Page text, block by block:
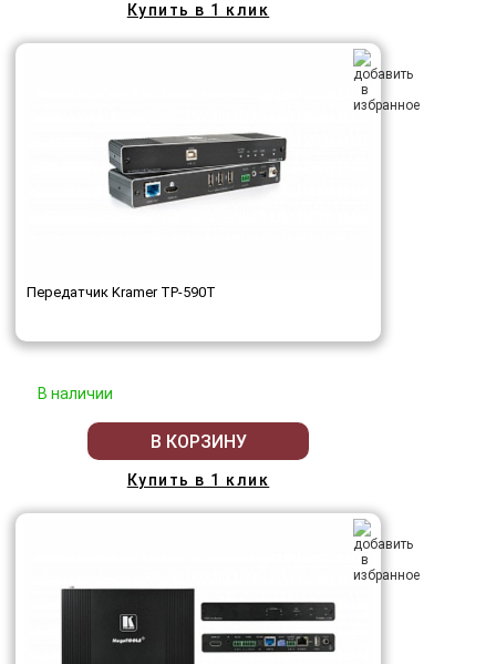
Купить в 1 клик
Передатчик Kramer TP-590T
В наличии
В КОРЗИНУ
Купить в 1 клик